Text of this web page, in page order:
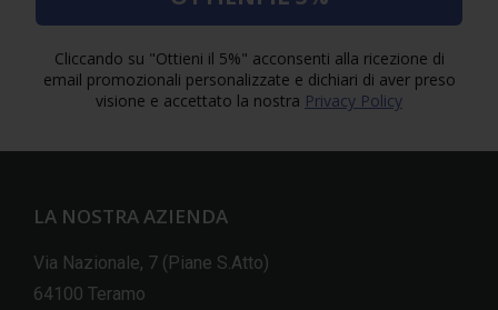
Cliccando su "Ottieni il 5%" acconsenti alla ricezione di
email promozionali personalizzate e dichiari di aver preso
visione e accettato la nostra Privacy Policy
LA NOSTRA AZIENDA
Via Nazionale, 7 (Piane S.Atto)
64100 Teramo